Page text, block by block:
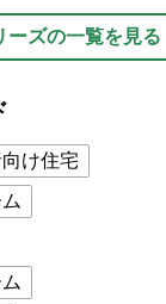
ーズの一覧を見る
け住宅